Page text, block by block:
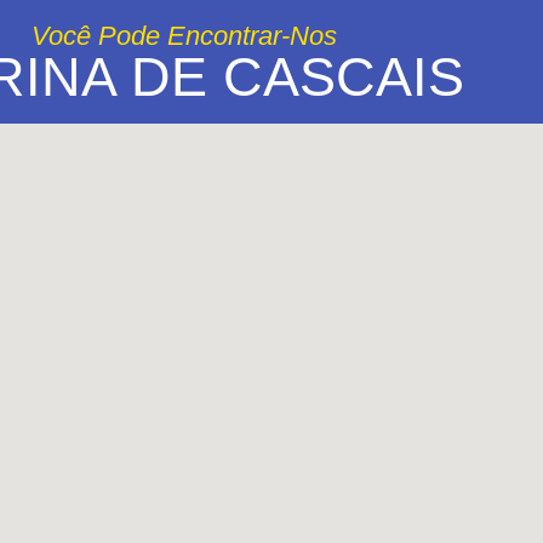
Você Pode Encontrar-Nos
DE CASCAIS